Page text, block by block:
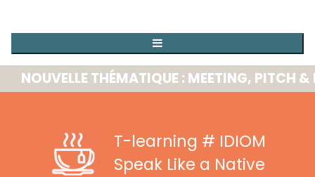
THÉMATIQUE : MEETING, PITCH &
T-learning # IDIOM
Speak Like a Native